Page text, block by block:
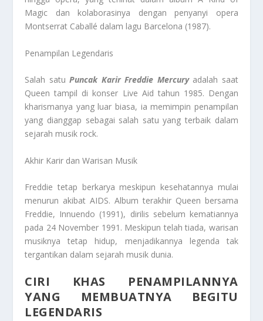
Magic dan kolaborasinya dengan penyanyi opera
Montserrat Caballé dalam lagu Barcelona (1987).
Penampilan Legendaris
Salah satuPuncak Karir Freddie Mercuryadalah saat
Queen tampil di konser Live Aid tahun 1985. Dengan
kharismanya yang luar biasa, ia memimpin penampilan
yang dianggap sebagai salah satu yang terbaik dalam
sejarah musik rock.
Akhir Karir dan Warisan Musik
Freddie tetap berkarya meskipun kesehatannya mulai
menurun akibat AIDS. Album terakhir Queen bersama
Freddie, Innuendo (1991), dirilis sebelum kematiannya
pada 24 November 1991. Meskipun telah tiada, warisan
musiknya tetap hidup, menjadikannya legenda tak
tergantikan dalam sejarah musik dunia.
CIRI KHAS PENAMPILANNYA
YANG MEMBUATNYA BEGITU
LEGENDARIS